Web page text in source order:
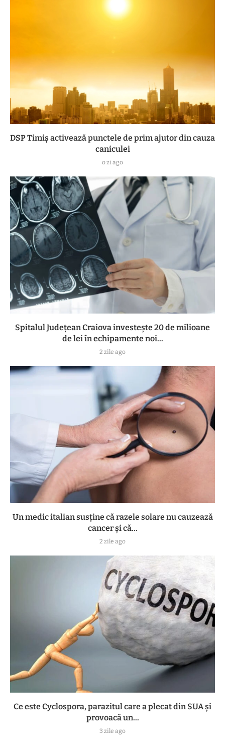
DSP Timiș activează punctele de prim ajutor din cauza
caniculei
o zi ago
Spitalul Județean Craiova investește 20 de milioane
de lei în echipamente noi...
2 zile ago
Un medic italian susține că razele solare nu cauzează
cancer și că...
2 zile ago
Ce este Cyclospora, parazitul care a plecat din SUA și
provoacă un...
3 zile ago